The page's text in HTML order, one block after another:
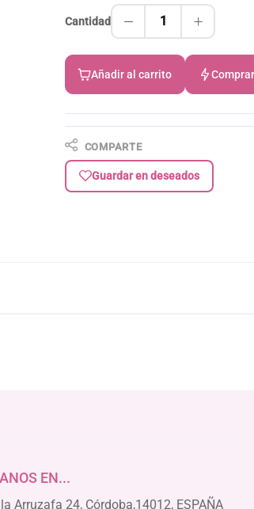
Cantidad 1
Añadir al carrito
COMPARTE
Guardar en deseados
EN...
Arruzafa 24, Córdoba,14012, ESPAÑA